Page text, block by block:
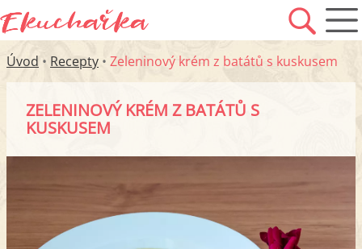
Úvod • Recepty • Zeleninový krém z batátů s kuskusem
ZELENINOVÝ KRÉM Z BATÁTŮ S
KUSKUSEM